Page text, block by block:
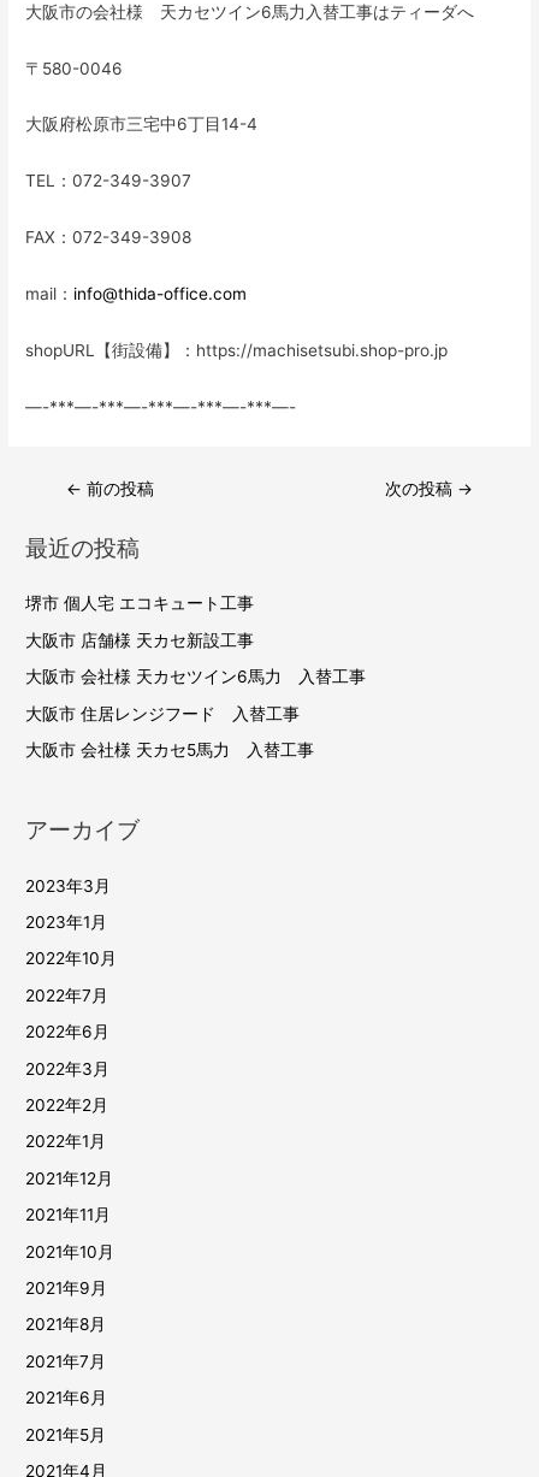
大阪市の会社様 天カセツイン6馬力入替工事はティーダへ
〒580-0046
大阪府松原市三宅中6丁目14-4
TEL：072-349-3907
FAX：072-349-3908
mail： info@thida-office.com
shopURL【街設備】：https://machisetsubi.shop-pro.jp
—-***—-***—-***—-***—-***—-
投
稿
ナ
ビ
ゲ
ー
シ
ョ
← 前の投稿 次の投稿 →
最近の投稿
堺市 個人宅 エコキュート工事
大阪市 店舗様 天カセ新設工事
大阪市 会社様 天カセツイン6馬力 入替工事
大阪市 住居レンジフード 入替工事
大阪市 会社様 天カセ5馬力 入替工事
アーカイブ
2023年3月
2023年1月
2022年10月
2022年7月
2022年6月
2022年3月
2022年2月
2022年1月
2021年12月
2021年11月
2021年10月
2021年9月
2021年8月
2021年7月
2021年6月
2021年5月
2021年4月